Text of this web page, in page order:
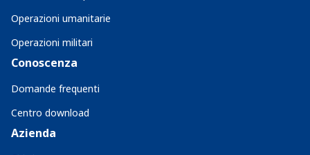
Operazioni umanitarie
Operazioni militari
Conoscenza
Domande frequenti
Centro download
Azienda